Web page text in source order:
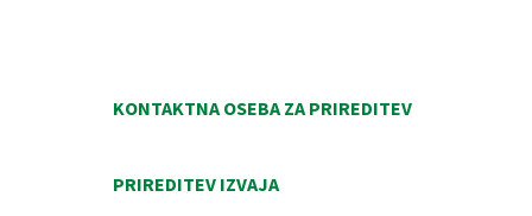
KONTAKTNA OSEBA ZA PRIREDITEV
PRIREDITEV IZVAJA